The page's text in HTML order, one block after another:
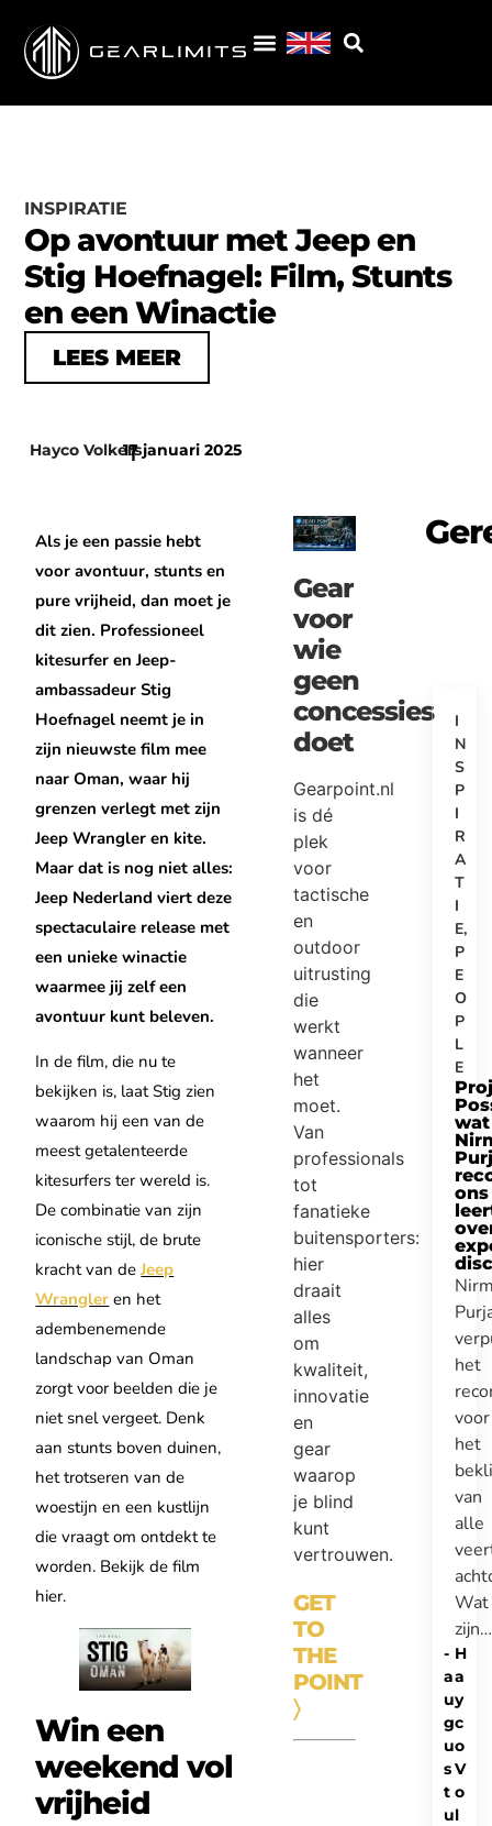
INSPIRATIE
Op avontuur met Jeep en
Stig Hoefnagel: Film, Stunts
en een Winactie
LEES MEER
Hayco Volkers
|
17 januari 2025
Als je een passie hebt
voor avontuur, stunts en
pure vrijheid, dan moet je
dit zien. Professioneel
kitesurfer en Jeep-
ambassadeur Stig
Hoefnagel neemt je in
zijn nieuwste film mee
naar Oman, waar hij
grenzen verlegt met zijn
Jeep Wrangler en kite.
Maar dat is nog niet alles:
Jeep Nederland viert deze
spectaculaire release met
een unieke winactie
waarmee jij zelf een
avontuur kunt beleven.
In de film, die nu te
bekijken is, laat Stig zien
waarom hij een van de
meest getalenteerde
kitesurfers ter wereld is.
De combinatie van zijn
iconische stijl, de brute
kracht van deJeep
Wrangler en het
adembenemende
landschap van Oman
zorgt voor beelden die je
niet snel vergeet. Denk
aan stunts boven duinen,
het trotseren van de
woestijn en een kustlijn
die vraagt om ontdekt te
worden. Bekijk de film
hier.
Win een
weekend vol
vrijheid
Gear
voor
wie
geen
concessies
doet
Gearpoint.nl
is dé
plek
voor
tactische
en
outdoor
uitrusting
die
werkt
wanneer
het
moet.
Van
professionals
tot
fanatieke
buitensporters:
hier
draait
alles
om
kwaliteit,
innovatie
en
gear
waarop
je blind
kunt
vertrouwen.
GET
TO
THE
POINT
〉
I
N
S
P
I
R
A
T
I
E,
P
E
O
P
L
E
wat
ons
het
voor
het
van
alle
Wat
zijn…
H
a
y
c
o
V
o
l
-
a
u
g
u
s
t
u